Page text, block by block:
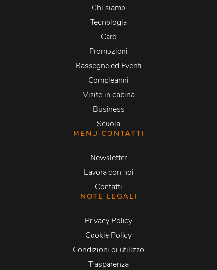
Chi siamo
Tecnologia
Card
Promozioni
Rassegne ed Eventi
Compleanni
Visite in cabina
Business
Scuola
MENU CONTATTI
Newsletter
Lavora con noi
Contatti
NOTE LEGALI
Privacy Policy
Cookie Policy
Condizioni di utilizzo
Trasparenza